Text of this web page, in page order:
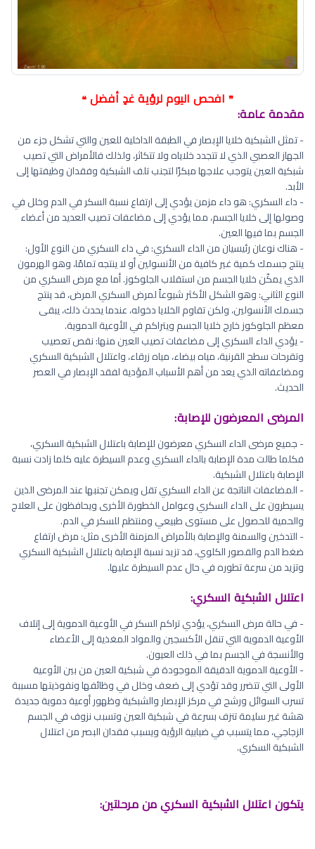
❞ افحص اليوم لرؤية غدٍ أفضل ❝
مقدمة عامة:
- تمثل الشبكية خلايا الإبصار في الطبقة الداخلية للعين والتي تشكل جزء من
الجهاز العصبي الذي لا تتجدد خلاياه ولا تتكاثر، ولذلك فالأمراض التي تصيب
شبكية العين يتوجب علاجها مبكرًا لتجنب تلف الشبكية وفقدان وظيفتها إلى
الأبد.
- داء السكري: هو داء مزمن يؤدي إلى ارتفاع نسبة السكر في الدم وخلل في
وصولها إلى خلايا الجسم، مما يؤدي إلى مضاعفات تصيب العديد من أعضاء
الجسم بما فيها العين.
- هناك نوعان رئيسيان من الداء السكري: في داء السكري من النوع الأول:
ينتج جسمك كمية غير كافية من الأنسولين أو لا ينتجه تمامًا، وهو الهرمون
الذي يمكّن خلايا الجسم من استقلاب الجلوكوز. أما مع مرض السكري من
النوع الثاني: وهو الشكل الأكثر شيوعاً لمرض السكري المرض، قد ينتج
جسمك الأنسولين، ولكن تقاوم الخلايا دخوله، عندما يحدث ذلك، يبقى
معظم الجلوكوز خارج خلايا الجسم ويتراكم في الأوعية الدموية.
- يؤدي الداء السكري إلى مضاعفات تصيب العين منها: نقص تعصيب
وتقرحات سطح القرنية، مياه بيضاء، مياه زرقاء، واعتلال الشبكية السكري
ومضاعفاته الذي يعد من أهم الأسباب المؤدية لفقد الإبصار في العصر
الحديث.
المرضى المعرضون للإصابة:
- جميع مرضى الداء السكري معرضون للإصابة باعتلال الشبكية السكري،
فكلما طالت مدة الإصابة بالداء السكري وعدم السيطرة عليه كلما زادت نسبة
الإصابة باعتلال الشبكية.
- المضاعفات الناتجة عن الداء السكري تقل ويمكن تجنبها عند المرضى الذين
يسيطرون على الداء السكري وعوامل الخطورة الأخرى ويحافظون على العلاج
والحمية للحصول على مستوى طبيعي ومنتظم للسكر في الدم.
- التدخين والسمنة والإصابة بالأمراض المزمنة الأخرى مثل: مرض ارتفاع
ضغط الدم والقصور الكلوي، قد تزيد نسبة الإصابة باعتلال الشبكية السكري
وتزيد من سرعة تطوره في حال عدم السيطرة عليها.
اعتلال الشبكية السكري:
- في حالة مرض السكري، يؤدي تراكم السكر في الأوعية الدموية إلى إتلاف
الأوعية الدموية التي تنقل الأكسجين والمواد المغذية إلى الأعضاء
والأنسجة في الجسم بما في ذلك العيون.
- الأوعية الدموية الدقيقة الموجودة في شبكية العين من بين الأوعية
الأولى التي تتضرر وقد تؤدي إلى ضعف وخلل في وظائفها ونفوذيتها مسببة
تسرب السوائل ورشح في مركز الإبصار والشبكية وظهور أوعية دموية جديدة
هشة غير سليمة تنزف بسرعة في شبكية العين وتسبب نزوف في الجسم
الزجاجي، مما يتسبب في ضبابية الرؤية ويسبب فقدان البصر من اعتلال
الشبكية السكري.
يتكون اعتلال الشبكية السكري من مرحلتين: